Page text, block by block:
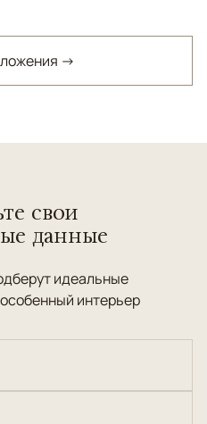
→
свои
данные
идеальные
интерьер